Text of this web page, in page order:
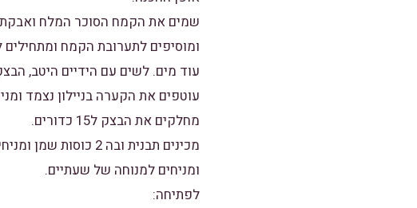
עוד מים. לשים עם הידיים היטב,
עוטפים את הקערה בניילון נצמד
מחלקים את הבצק ל15 כדורים.
מכינים תבנית ובה
ומניחים למנוחה של שעתיים.
לפתיחה: